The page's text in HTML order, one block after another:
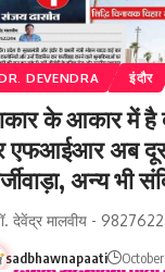
DEVENDRA इंदौर
के आकार में है
एफआईआर अब
अन्य भी
देवेंद्र मालवीय -
sadbhawnapaati